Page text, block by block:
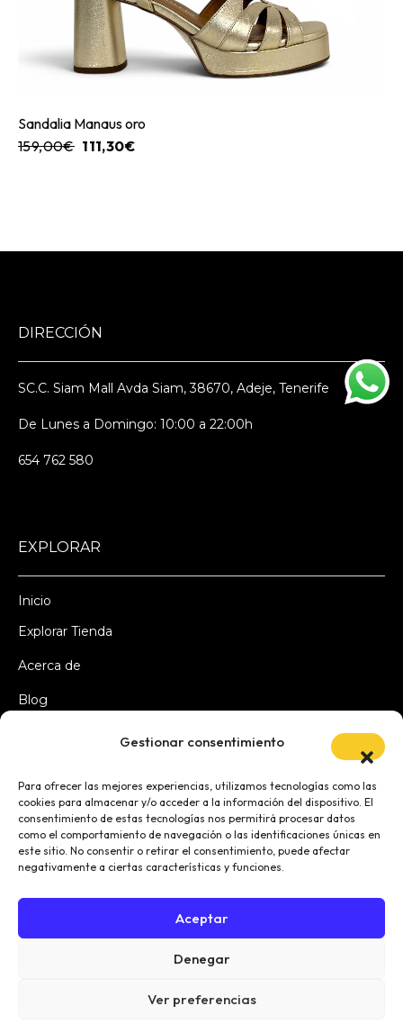
Gestionar consentimiento
Para ofrecer las mejores experiencias, utilizamos tecnologías como las
cookies para almacenar y/o acceder a la información del dispositivo. El
consentimiento de estas tecnologías nos permitirá procesar datos
como el comportamiento de navegación o las identificaciones únicas en
este sitio. No consentir o retirar el consentimiento, puede afectar
negativamente a ciertas características y funciones.
Aceptar
Denegar
Ver preferencias
Sandalia Manaus oro
159,00€ 111,30€
DIRECCIÓN
SC.C. Siam Mall Avda Siam, 38670, Adeje, Tenerife
De Lunes a Domingo: 10:00 a 22:00h
654 762 580
EXPLORAR
Inicio
Explorar Tienda
Acerca de
Blog
LEGAL
Política de Privacidad
Aviso Legal
Política de cookies (UE)